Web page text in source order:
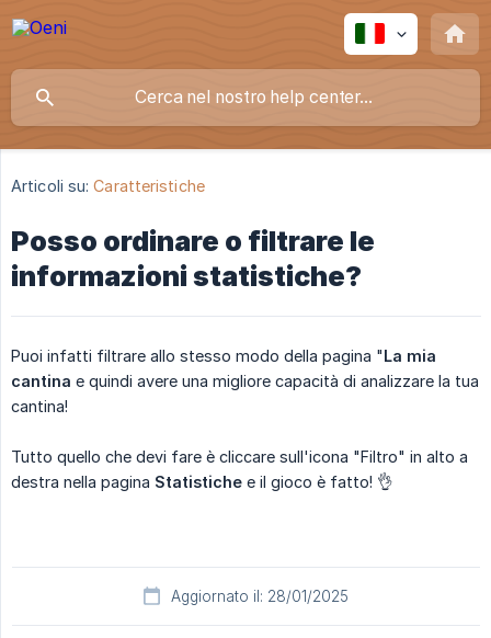
Articoli su: Caratteristiche
Posso ordinare o filtrare le
informazioni statistiche?
Puoi infatti filtrare allo stesso modo della pagina "La mia
cantina e quindi avere una migliore capacità di analizzare la tua
cantina!
Tutto quello che devi fare è cliccare sull'icona "Filtro" in alto a
destra nella pagina Statistiche e il gioco è fatto! 👌
Aggiornato il: 28/01/2025